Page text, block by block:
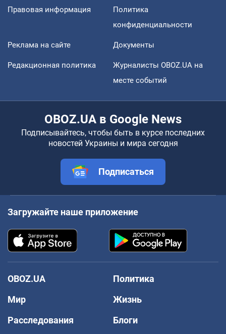
Правовая информация
Политика
конфиденциальности
Реклама на сайте Документы
Редакционная политика
Журналисты OBOZ.UA на
месте событий
OBOZ.UA в Google News
Подписывайтесь, чтобы быть в курсе последних
новостей Украины и мира сегодня
Подписаться
Загружайте наше приложение
OBOZ.UA
Политика
Мир
Жизнь
Расследования
Блоги